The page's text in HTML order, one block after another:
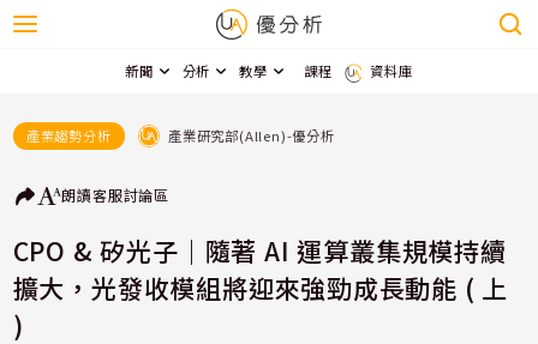
新聞 分析 教學 課程 資料庫
產業趨勢分析 產業研究部(Allen)-優分析
朗讀客服討論區
CPO & 矽光子｜隨著 AI 運算叢集規模持續
擴大，光發收模組將迎來強勁成長動能 ( 上
)